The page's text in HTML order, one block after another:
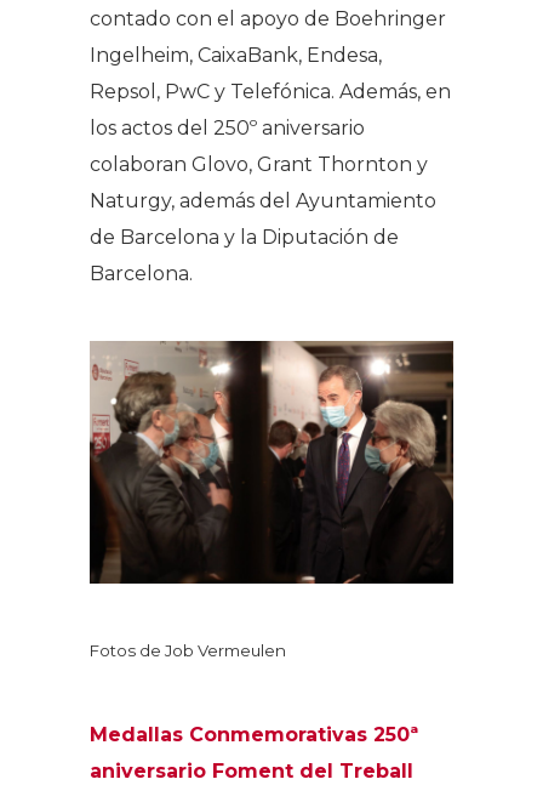
contado con el apoyo de Boehringer
Ingelheim, CaixaBank, Endesa,
Repsol, PwC y Telefónica. Además, en
los actos del 250º aniversario
colaboran Glovo, Grant Thornton y
Naturgy, además del Ayuntamiento
de Barcelona y la Diputación de
Barcelona.
Fotos de Job Vermeulen
Medallas Conmemorativas 250ª
aniversario Foment del Treball